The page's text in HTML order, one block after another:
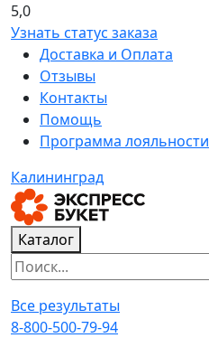
5,0
Узнать статус заказа
Доставка и Оплата
Отзывы
Контакты
Помощь
Программа лояльности
Калининград
Каталог
Все результаты
8-800-500-79-94